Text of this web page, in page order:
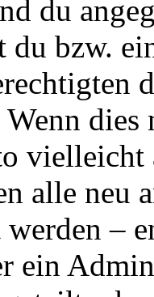
du
du bzw.
Wenn
alle neu
–
ein